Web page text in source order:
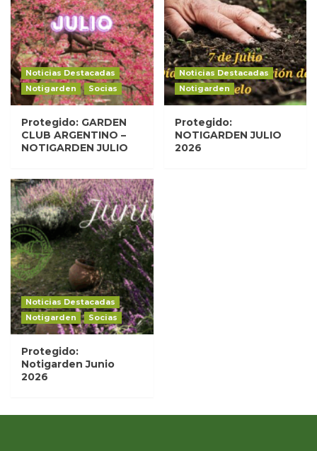
Noticias Destacadas
Notigarden
Socias
Protegido: GARDEN
CLUB ARGENTINO –
NOTIGARDEN JULIO
Noticias Destacadas
Notigarden
Protegido:
NOTIGARDEN JULIO
2026
Noticias Destacadas
Notigarden
Socias
Protegido:
Notigarden Junio
2026